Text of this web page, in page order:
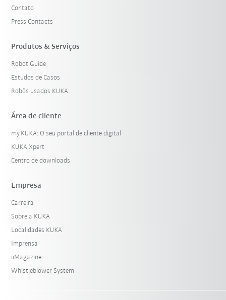
Contato
Press Contacts
Produtos & Serviços
Robot Guide
Estudos de Casos
Robôs usados KUKA
Área de cliente
my.KUKA: O seu portal de cliente digital
KUKA Xpert
Centro de downloads
Empresa
Carreira
Sobre a KUKA
Localidades KUKA
Imprensa
iiMagazine
Whistleblower System